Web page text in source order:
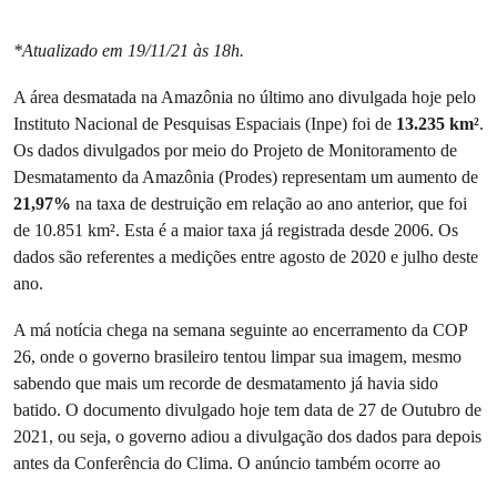
*Atualizado em 19/11/21 às 18h.
A área desmatada na Amazônia no último ano divulgada hoje pelo
Instituto Nacional de Pesquisas Espaciais (Inpe) foi de 13.235 km².
Os dados divulgados por meio do Projeto de Monitoramento de
Desmatamento da Amazônia (Prodes) representam um aumento de
21,97% na taxa de destruição em relação ao ano anterior, que foi
de 10.851 km². Esta é a maior taxa já registrada desde 2006. Os
dados são referentes a medições entre agosto de 2020 e julho deste
ano.
A má notícia chega na semana seguinte ao encerramento da COP
26, onde o governo brasileiro tentou limpar sua imagem, mesmo
sabendo que mais um recorde de desmatamento já havia sido
batido. O documento divulgado hoje tem data de 27 de Outubro de
2021, ou seja, o governo adiou a divulgação dos dados para depois
antes da Conferência do Clima. O anúncio também ocorre ao